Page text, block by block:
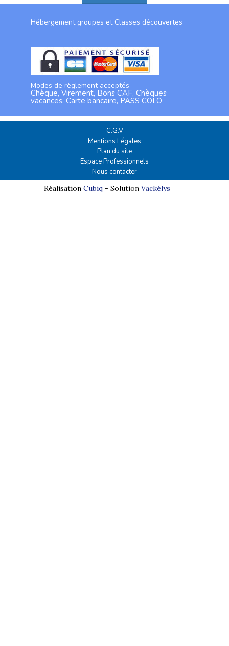
Hébergement groupes et Classes découvertes
Modes de règlement acceptés
Chèque, Virement, Bons CAF, Chèques
vacances, Carte bancaire, PASS COLO
C.G.V
Mentions Légales
Plan du site
Espace Professionnels
Nous contacter
Réalisation Cubiq- Solution Vackélys